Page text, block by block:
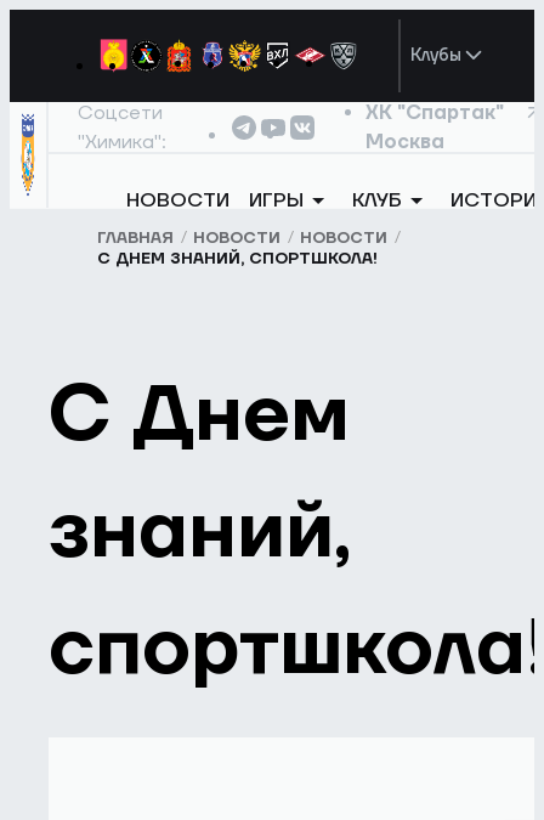
Клубы
Соцсети
"Химика":
ХК "Спартак"
Москва
НОВОСТИ ИГРЫ КЛУБ
ГЛАВНАЯ НОВОСТИ
НОВОСТИ
С ДНЕМ ЗНАНИЙ, СПОРТШКОЛА!
С Днем
знаний,